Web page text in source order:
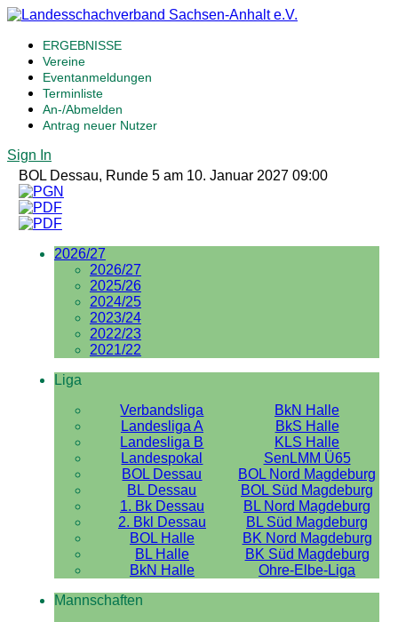
ERGEBNISSE
Vereine
Eventanmeldungen
Terminliste
An-/Abmelden
Antrag neuer Nutzer
Sign In
BOL Dessau, Runde 5 am 10. Januar 2027 09:00
2026/27
2026/27
2025/26
2024/25
2023/24
2022/23
2021/22
Liga
Verbandsliga
BkN Halle
Landesliga A
BkS Halle
Landesliga B
KLS Halle
Landespokal
SenLMM Ü65
BOL Dessau
BOL Nord Magdeburg
BL Dessau
BOL Süd Magdeburg
1. Bk Dessau
BL Nord Magdeburg
2. Bkl Dessau
BL Süd Magdeburg
BOL Halle
BK Nord Magdeburg
BL Halle
BK Süd Magdeburg
BkN Halle
Ohre-Elbe-Liga
Mannschaften